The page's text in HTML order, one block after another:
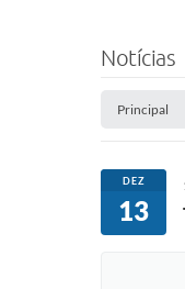
Notícias
Principal
DEZ
13